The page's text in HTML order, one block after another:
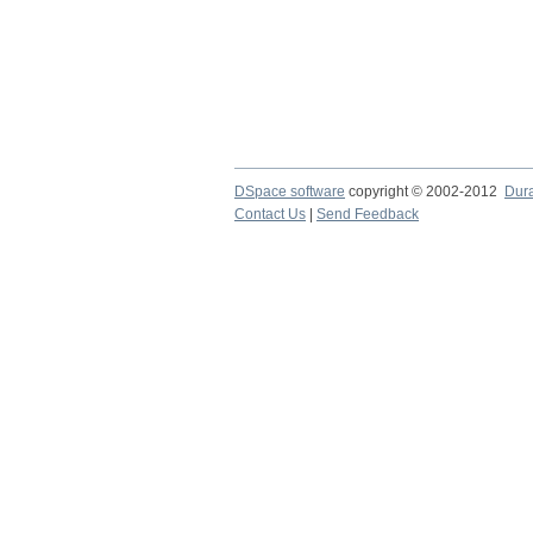
DSpace software copyright © 2002-2012
Contact Us
Send Feedback